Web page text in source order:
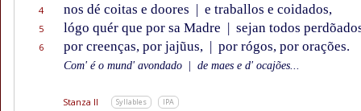
4 nos dé coitas e doores | e traballos e coidados,
5 lógo quér que por sa Madre | sejan todos
6 por creenças, por jajũus, | por rógos, por orações.
Com' é o mund' avondado de maes e d' ocajões...
Stanza II Syllables IPA